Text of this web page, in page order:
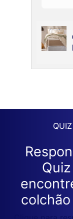
QUIZ